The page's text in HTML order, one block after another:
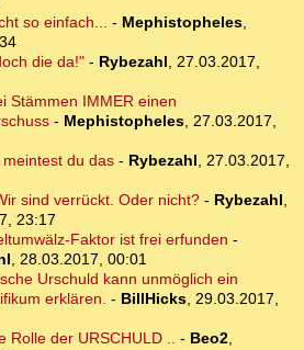
so einfach... - Mephistopheles,
die da!"- Rybezahl, 27.03.2017,
Stämmen IMMER einen
- Mephistopheles, 27.03.2017,
du das- Rybezahl, 27.03.2017,
sind verrückt. Oder nicht?- Rybezahl,
23:17
Faktor ist frei erfunden -
, 28.03.2017, 00:01
Urschuld kann unmöglich ein
erklären. - BillHicks, 29.03.2017,
Rolle der URSCHULD .. - Beo2,